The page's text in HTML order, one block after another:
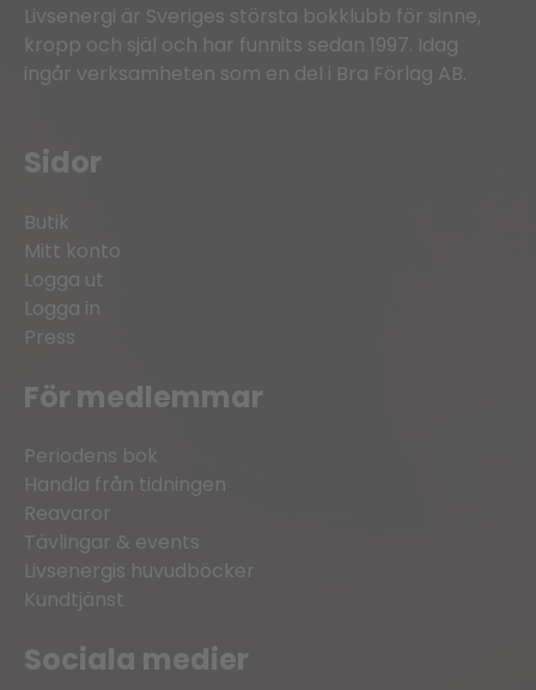
Livsenergi är Sveriges största bokklubb för sinne,
kropp och själ och har funnits sedan 1997. Idag
ingår verksamheten som en del i Bra Förlag AB.
Sidor
Butik
Mitt konto
Logga ut
Logga in
Press
För medlemmar
Periodens bok
Handla från tidningen
Reavaror
Tävlingar & events
Livsenergis huvudböcker
Kundtjänst
Sociala medier